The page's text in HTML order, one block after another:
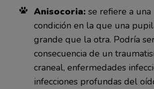
Anisocoria: se refiere a una
condición en la que una
grande que la otra. Podría
consecuencia de un
craneal, enfermedades
infecciones profundas del